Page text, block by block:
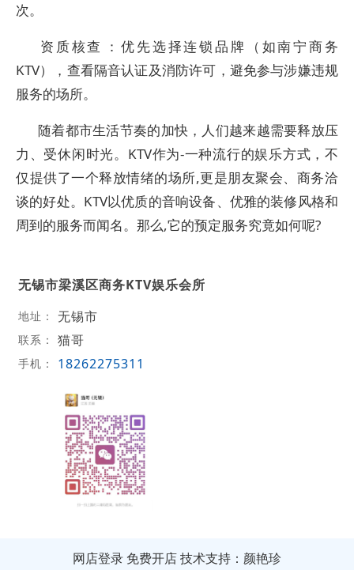
次。‌
‌资质核查‌：优先选择连锁品牌（如南宁商务
KTV），查看隔音认证及消防许可，避免参与涉嫌违规
服务的场所。‌
随着都市生活节奏的加快，人们越来越需要释放压
力、受休闲时光。KTV作为-一种流行的娱乐方式，不
仅提供了一个释放情绪的场所,更是朋友聚会、商务洽
谈的好处。KTV以优质的音响设备、优雅的装修风格和
周到的服务而闻名。那么,它的预定服务究竟如何呢?
无锡市梁溪区商务KTV娱乐会所
地址： 无锡市
联系： 猫哥
手机： 18262275311
网店登录 免费开店技术支持：颜艳珍